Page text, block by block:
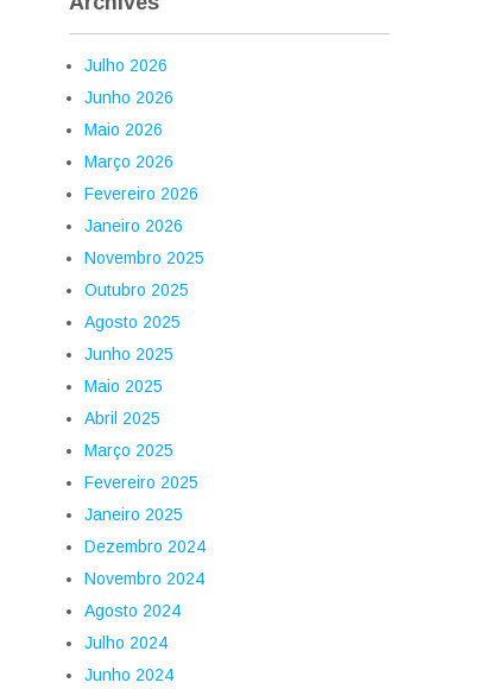
Julho 2026
Junho 2026
Maio 2026
Março 2026
Fevereiro 2026
Janeiro 2026
Novembro 2025
Outubro 2025
Agosto 2025
Junho 2025
Maio 2025
Abril 2025
Março 2025
Fevereiro 2025
Janeiro 2025
Dezembro 2024
Novembro 2024
Agosto 2024
Julho 2024
Junho 2024